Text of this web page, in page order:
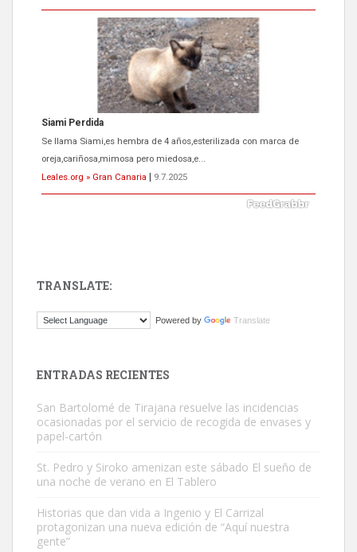
Siami Perdida
Se llama Siami,es hembra de 4 años,esterilizada con marca de
oreja,cariñosa,mimosa pero miedosa,e...
Leales.org » Gran Canaria
9.7.2025
El ayuntamiento se va a llevar a Los Gatos callejeros de la zona los
Este gato macho ha aparecido en la calle hace menos de un mes,
es muy manso y extremadamente cari...
Leales.org » Gran Canaria
TRANSLATE:
Powered by Translate
ENTRADAS RECIENTES
San Bartolomé de Tirajana resuelve las incidencias
ocasionadas por el servicio de recogida de envases y
papel-cartón
St. Pedro y Siroko amenizan este sábado El sueño de
una noche de verano en El Tablero
Historias que dan vida a Ingenio y El Carrizal
protagonizan una nueva edición de “Aquí nuestra
gente”